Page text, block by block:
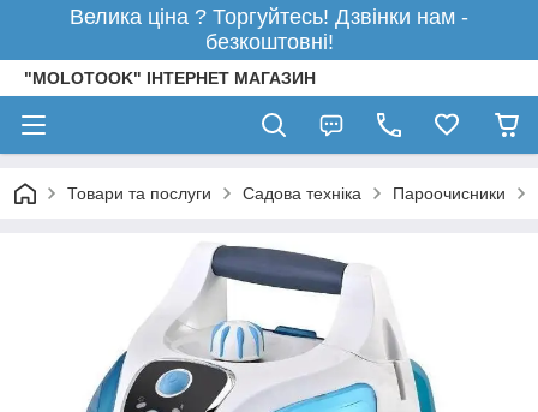
Велика ціна ? Торгуйтесь! Дзвінки нам -
безкоштовні!
"MOLOTOOK" ІНТЕРНЕТ МАГАЗИН
Товари та послуги Садова техніка Пароочисники